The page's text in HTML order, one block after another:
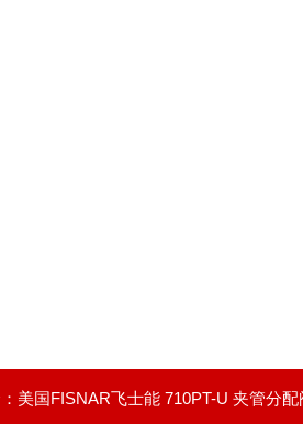
美国FISNAR飞士能 710PT-U 夹管分配